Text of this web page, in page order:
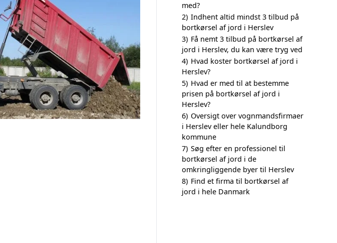
med?
2) Indhent altid mindst 3 tilbud på
bortkørsel af jord i Herslev
3) Få nemt 3 tilbud på bortkørsel af
jord i Herslev, du kan være tryg ved
4) Hvad koster bortkørsel af jord i
Herslev?
5) Hvad er med til at bestemme
prisen på bortkørsel af jord i
Herslev?
6) Oversigt over vognmandsfirmaer
i Herslev eller hele Kalundborg
kommune
7) Søg efter en professionel til
bortkørsel af jord i de
omkringliggende byer til Herslev
8) Find et firma til bortkørsel af
jord i hele Danmark